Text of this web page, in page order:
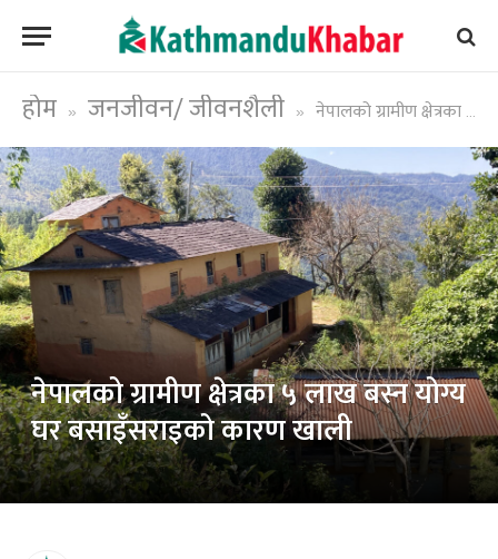
होम » जनजीवन/ जीवनशैली » नेपालको ग्रामीण क्षेत्रका ५ लाख बस्न योग्य घर बसाइँसराइको कारण खाली
नेपालको ग्रामीण क्षेत्रका ५ लाख बस्न योग्य
घर बसाइँसराइको कारण खाली